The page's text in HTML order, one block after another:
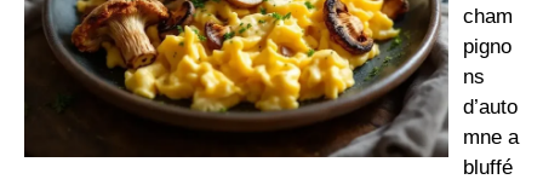
cham
pigno
ns
d’auto
mne a
bluffé